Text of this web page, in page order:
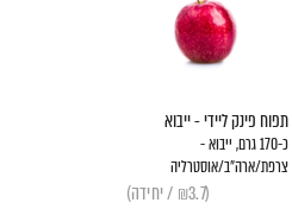
תפוח פינק ליידי - ייבוא
כ-170 גרם, ייבוא -
צרפת/ארה״ב/אוסטרליה
(₪3.7 / יחידה)